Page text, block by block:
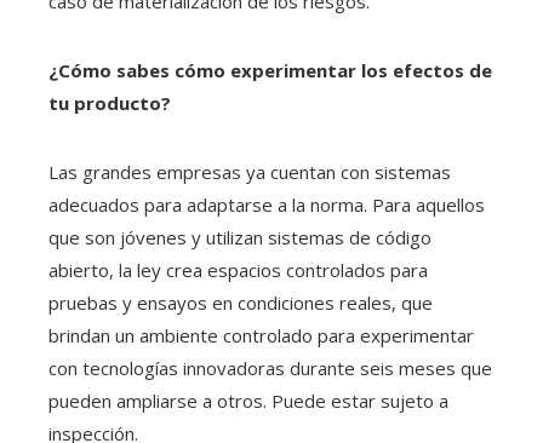
¿Cómo sabes cómo experimentar los efectos de
tu producto?
Las grandes empresas ya cuentan con sistemas
adecuados para adaptarse a la norma. Para aquellos
que son jóvenes y utilizan sistemas de código
abierto, la ley crea espacios controlados para
pruebas y ensayos en condiciones reales, que
brindan un ambiente controlado para experimentar
con tecnologías innovadoras durante seis meses que
pueden ampliarse a otros. Puede estar sujeto a
inspección.